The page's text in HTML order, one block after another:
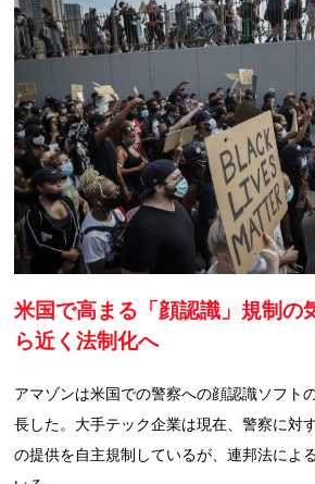
米国で高まる「顔認識」規制の
ら近く法制化へ
アマゾンは米国での警察への顔認識ソフト
長した。大手テック企業は現在、警察に対
の提供を自主規制しているが、連邦法によ